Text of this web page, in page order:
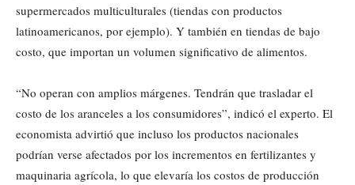
supermercados multiculturales (tiendas con productos
latinoamericanos, por ejemplo). Y también en tiendas de bajo
costo, que importan un volumen significativo de alimentos.
“No operan con amplios márgenes. Tendrán que trasladar el
costo de los aranceles a los consumidores”, indicó el experto. El
economista advirtió que incluso los productos nacionales
podrían verse afectados por los incrementos en fertilizantes y
maquinaria agrícola, lo que elevaría los costos de producción